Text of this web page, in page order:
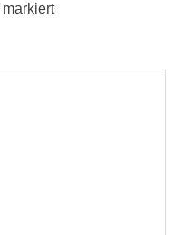
markiert